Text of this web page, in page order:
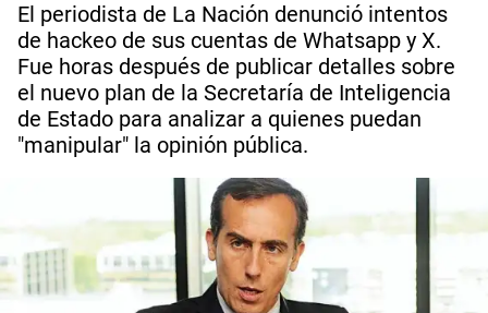
El periodista de La Nación denunció intentos
de hackeo de sus cuentas de Whatsapp y X.
Fue horas después de publicar detalles sobre
el nuevo plan de la Secretaría de Inteligencia
de Estado para analizar a quienes puedan
"manipular" la opinión pública.